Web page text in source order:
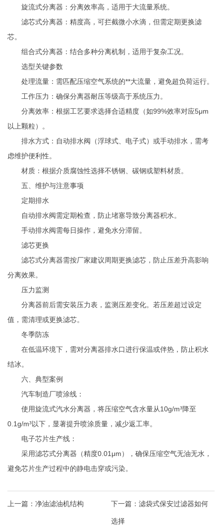
旋流式分离器：分离效率高，适用于大流量系统。
滤芯式分离器：精度高，可拦截微小水滴，但需定期更换滤
芯。
组合式分离器：结合多种分离机制，适用于复杂工况。
选型关键参数
处理流量：需匹配压缩空气系统的**大流量，避免超负荷运行。
工作压力：确保分离器耐压等级高于系统压力。
分离效率：根据工艺要求选择合适精度（如99%效率对应5μm
以上颗粒）。
排水方式：自动排水阀（浮球式、电子式）或手动排水，需考
虑维护便利性。
材质：根据介质腐蚀性选择不锈钢、碳钢或塑料材质。
五、维护与注意事项
定期排水
自动排水阀需定期检查，防止堵塞导致分离器积水。
手动排水阀需每日操作，避免水分滞留。
滤芯更换
滤芯式分离器需按厂家建议周期更换滤芯，防止压差升高影响
分离效果。
压力监测
分离器前后需安装压力表，监测压差变化。若压差超过设定
值，需清理或更换滤芯。
冬季防冻
在低温环境下，需对分离器排水口进行保温或伴热，防止积水
结冰。
六、典型案例
汽车制造厂喷涂线：
使用旋流式汽水分离器，将压缩空气含水量从10g/m³降至
0.1g/m³以下，显著提升喷涂质量，减少返工率。
电子芯片生产线：
采用滤芯式分离器（精度0.01μm），确保压缩空气无油无水，
避免芯片生产过程中的静电击穿或污染。
上一篇： 净油滤油机结构 下一篇： 滤袋式保安过滤器如何
选择